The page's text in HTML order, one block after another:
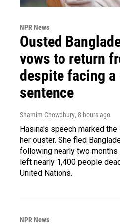
NPR News
Ousted
vows to return
despite facing a
sentence
Shamim Chowdhury, 8 hours ago
Hasina's speech marked
her ouster. She fled
following nearly two
left nearly 1,400 people
United Nations.
NPR News